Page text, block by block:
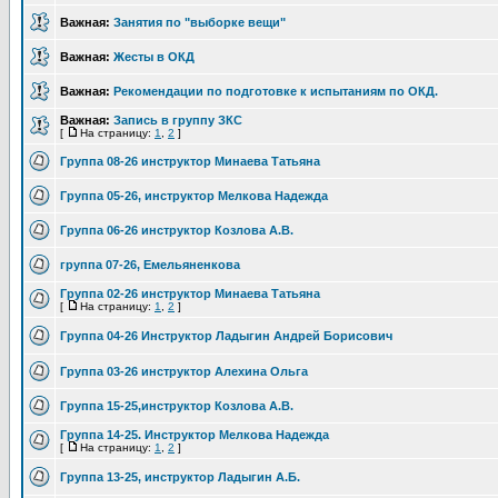
Важная: Занятия по "выборке вещи"
Важная: Жесты в ОКД
Важная: Рекомендации по подготовке к испытаниям по ОКД.
Важная: Запись в группу ЗКС
[ На страницу: 1 2 ]
Группа 08-26 инструктор Минаева Татьяна
Группа 05-26, инструктор Мелкова Надежда
Группа 06-26 инструктор Козлова А.В.
группа 07-26, Емельяненкова
Группа 02-26 инструктор Минаева Татьяна
[ На страницу: 1 2 ]
Группа 04-26 Инструктор Ладыгин Андрей Борисович
Группа 03-26 инструктор Алехина Ольга
Группа 15-25,инструктор Козлова А.В.
Группа 14-25. Инструктор Мелкова Надежда
[ На страницу: 1 2 ]
Группа 13-25, инструктор Ладыгин А.Б.